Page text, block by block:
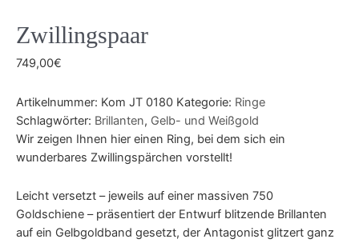
Zwillingspaar
749,00€
Artikelnummer: Kom JT 0180 Kategorie: Ringe
Schlagwörter: Brillanten, Gelb- und Weißgold
Wir zeigen Ihnen hier einen Ring, bei dem sich ein
wunderbares Zwillingspärchen vorstellt!
Leicht versetzt – jeweils auf einer massiven 750
Goldschiene – präsentiert der Entwurf blitzende Brillanten
auf ein Gelbgoldband gesetzt, der Antagonist glitzert ganz